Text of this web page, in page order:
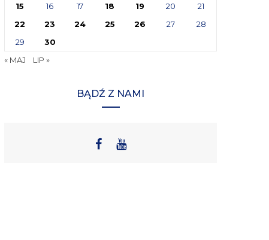
15
16 17 18 19 20
21
22
23 24 25 26 27
28
29
30
« MAJ
LIP »
BĄDŹ Z NAMI